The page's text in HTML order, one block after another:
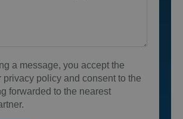
a message, you accept the
privacy policy and consent to the
forwarded to the nearest